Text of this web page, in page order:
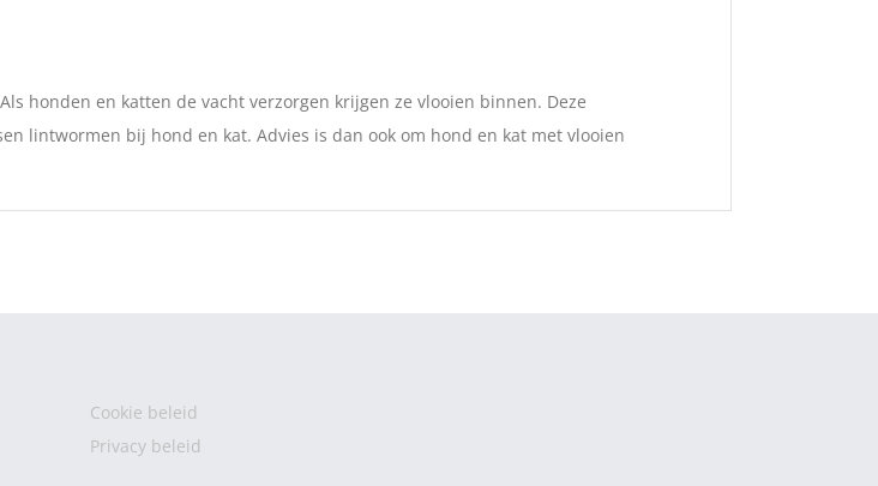
honden en katten de vacht verzorgen krijgen ze vlooien binnen. Deze
lintwormen bij hond en kat. Advies is dan ook om hond en kat met vlooien
Cookie beleid
Privacy beleid